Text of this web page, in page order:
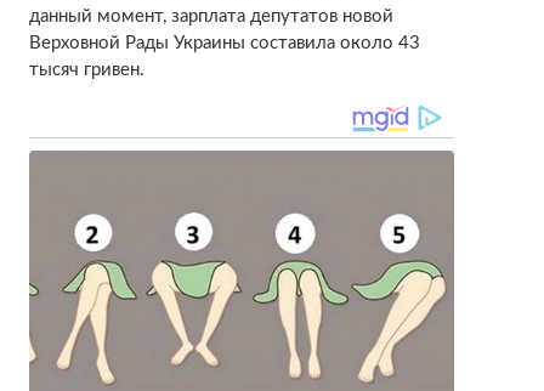
данный момент, зарплата депутатов новой
Верховной Рады Украины составила около 43
тысяч гривен.